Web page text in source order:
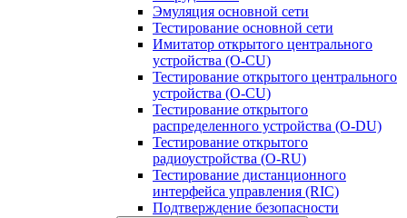
Эмуляция основной сети
Тестирование основной сети
Имитатор открытого центрального
устройства (O-CU)
Тестирование открытого центрального
устройства (O-CU)
Тестирование открытого
распределенного устройства (O-DU)
Тестирование открытого
радиоустройства (O-RU)
Тестирование дистанционного
интерфейса управления (RIC)
Подтверждение безопасности